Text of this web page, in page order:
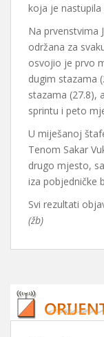
koja je nastupila
Na prvenstvima
održana za
osvojio je prvo
dugim stazama
stazama (27.8), a
sprintu i peto
U miješanoj
Tenom Sakar
drugo mjesto,
iza pobjedničke
Svi rezultati
(žb)